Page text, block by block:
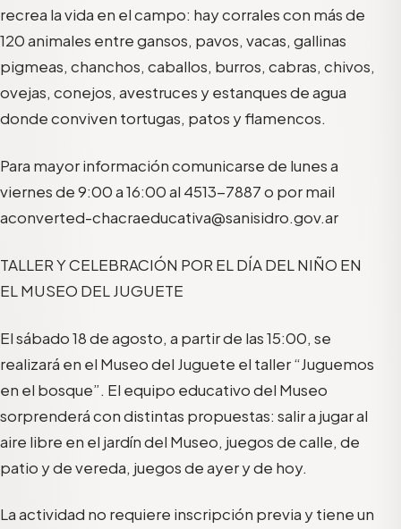
recrea la vida en el campo: hay corrales con más de
120 animales entre gansos, pavos, vacas, gallinas
pigmeas, chanchos, caballos, burros, cabras, chivos,
ovejas, conejos, avestruces y estanques de agua
donde conviven tortugas, patos y flamencos.
Para mayor información comunicarse de lunes a
viernes de 9:00 a 16:00 al 4513-7887 o por mail
aconverted-chacraeducativa@sanisidro.gov.ar
TALLER Y CELEBRACIÓN POR EL DÍA DEL NIÑO EN
EL MUSEO DEL JUGUETE
El sábado 18 de agosto, a partir de las 15:00, se
realizará en el Museo del Juguete el taller “Juguemos
en el bosque”. El equipo educativo del Museo
sorprenderá con distintas propuestas: salir a jugar al
aire libre en el jardín del Museo, juegos de calle, de
patio y de vereda, juegos de ayer y de hoy.
La actividad no requiere inscripción previa y tiene un